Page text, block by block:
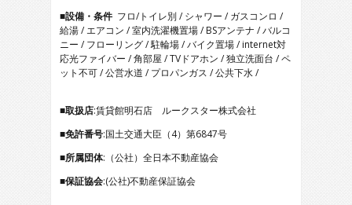
12
13
14
15
■設備・条件 フロ/トイレ別 / シャワー / ガスコンロ /
給湯 / エアコン / 室内洗濯機置場 / BSアンテナ / バルコ
ニー / フローリング / 駐輪場 / バイク置場 / internet対
応光ファイバー / 角部屋 / TVドアホン / 独立洗面台 / ペ
ット不可 / 公営水道 / プロパンガス / 公共下水 /
■取扱店:賃貸館明石店 ルークスター株式会社
■免許番号:国土交通大臣（4）第6847号
■所属団体:（公社）全日本不動産協会
■保証協会:(公社)不動産保証協会